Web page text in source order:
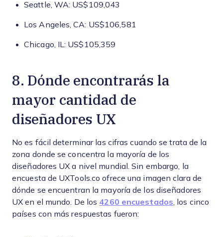
Seattle, WA: US$109,043
Los Angeles, CA: US$106,581
Chicago, IL: US$105,359
8. Dónde encontrarás la
mayor cantidad de
diseñadores UX
No es fácil determinar las cifras cuando se trata de la
zona donde se concentra la mayoría de los
diseñadores UX a nivel mundial. Sin embargo, la
encuesta de UXTools.co ofrece una imagen clara de
dónde se encuentran la mayoría de los diseñadores
UX en el mundo. De los 4260 encuestados , los cinco
países con más respuestas fueron: